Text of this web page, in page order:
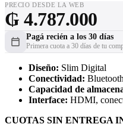
PRECIO DESDE LA WEB
₲ 4.787.000
Pagá recién a los 30 días
Primera cuota a 30 días de tu
Diseño: Slim Digital
Conectividad:
Capacidad de
Interface: HDMI,
CUOTAS SIN ENTREGA